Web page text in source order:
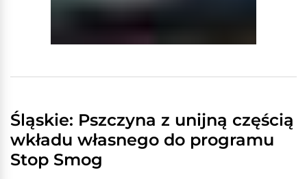
Śląskie: Pszczyna z unijną częścią
wkładu własnego do programu
Stop Smog